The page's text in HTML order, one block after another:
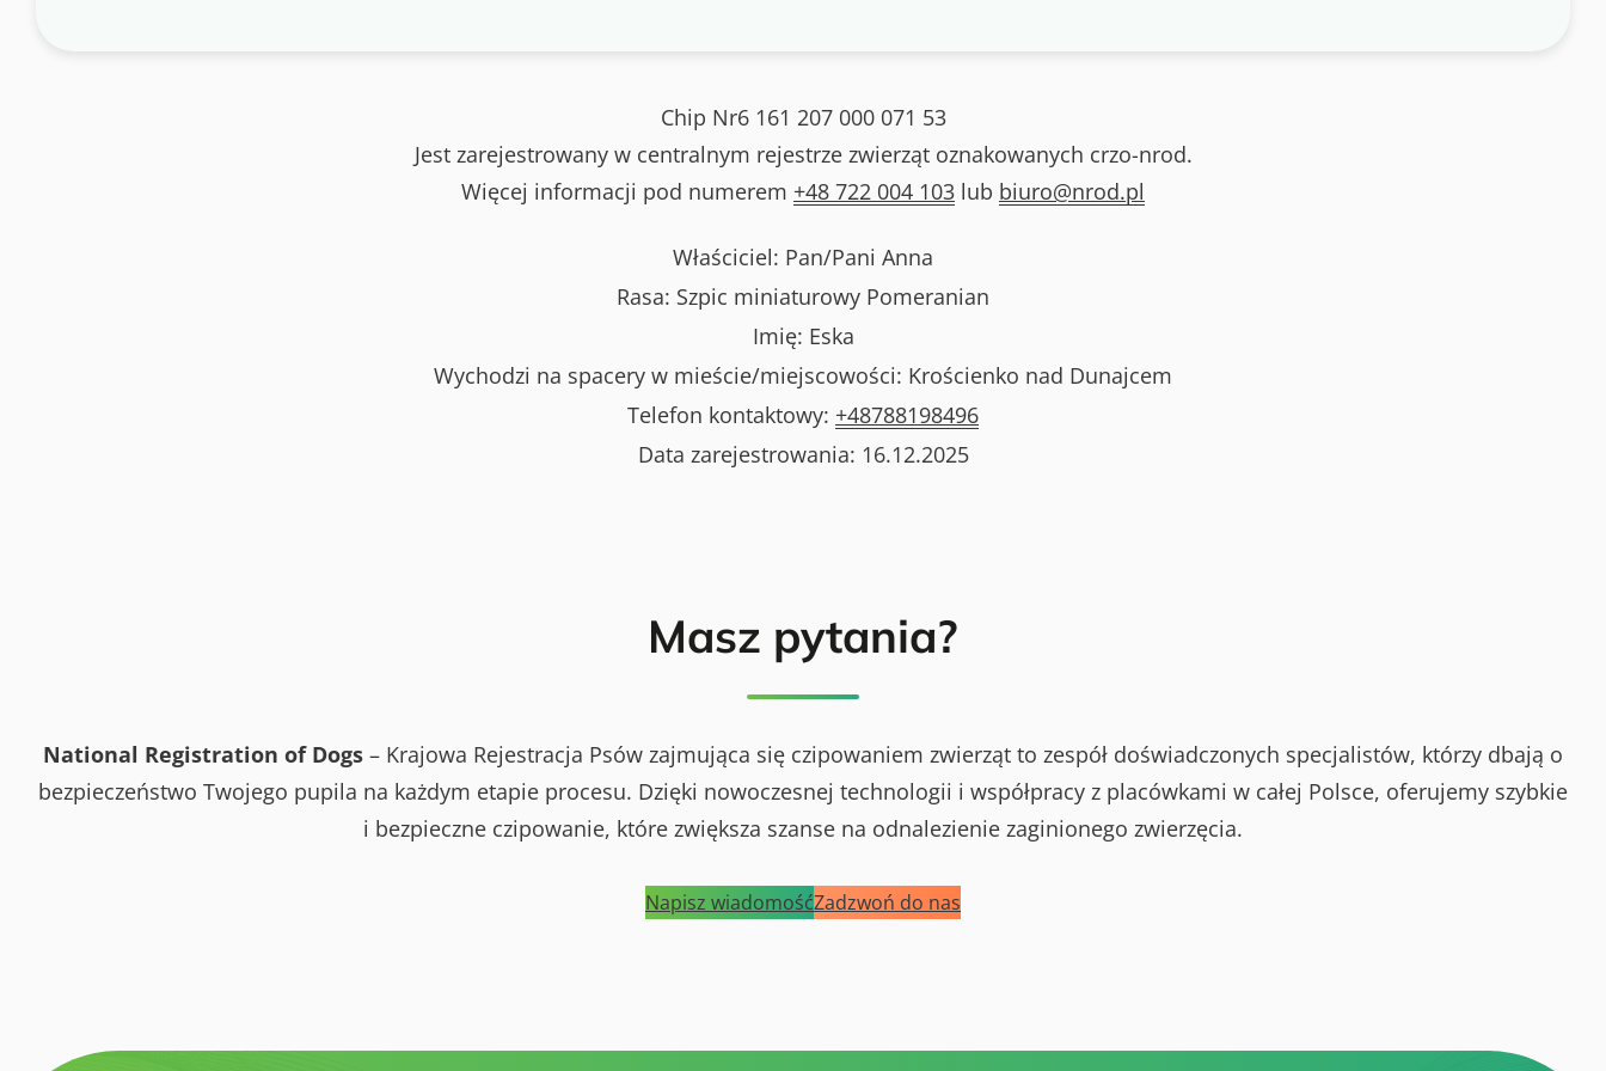
Chip Nr6 161 207 000 071 53
Jest zarejestrowany w centralnym rejestrze zwierząt oznakowanych crzo-nrod.
Więcej informacji pod numerem +48 722 004 103 lub biuro@nrod.pl
Właściciel: Pan/Pani Anna
Rasa: Szpic miniaturowy Pomeranian
Imię: Eska
Wychodzi na spacery w mieście/miejscowości: Krościenko nad Dunajcem
Telefon kontaktowy: +48788198496
Data zarejestrowania: 16.12.2025
Masz pytania?
National Registration of Dogs – Krajowa Rejestracja Psów zajmująca się czipowaniem zwierząt to zespół doświadczonych specjalistów, którzy dbają o
bezpieczeństwo Twojego pupila na każdym etapie procesu. Dzięki nowoczesnej technologii i współpracy z placówkami w całej Polsce, oferujemy szybkie
i bezpieczne czipowanie, które zwiększa szanse na odnalezienie zaginionego zwierzęcia.
Napisz wiadomośćZadzwoń do nas